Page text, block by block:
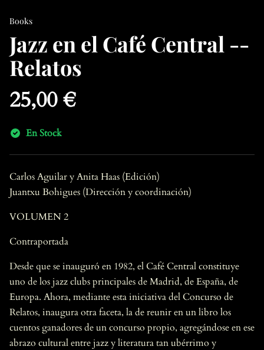
Books
Jazz en el Café Central --
Relatos
25,00 €
En Stock
Carlos Aguilar y Anita Haas (Edición)
Juantxu Bohigues (Dirección y coordinación)
VOLUMEN 2
Contraportada
Desde que se inauguró en 1982, el Café Central constituye
uno de los jazz clubs principales de Madrid, de España, de
Europa. Ahora, mediante esta iniciativa del Concurso de
Relatos, inaugura otra faceta, la de reunir en un libro los
cuentos ganadores de un concurso propio, agregándose en ese
abrazo cultural entre jazz y literatura tan ubérrimo y